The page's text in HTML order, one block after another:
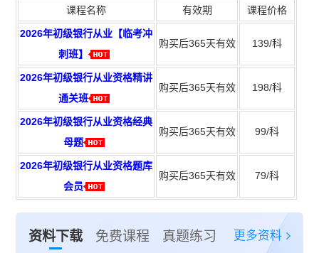
课程名称 有效期 课程价格
2026年初级银行从业【临考冲
刺班】
购买后365天有效 139/科
2026年初级银行从业资格精讲
通关班
购买后365天有效 198/科
2026年初级银行从业资格经典
母题
购买后365天有效 99/科
2026年初级银行从业资格题库
会员
购买后365天有效 79/科
资料下载 免费课程 真题练习 更多资料